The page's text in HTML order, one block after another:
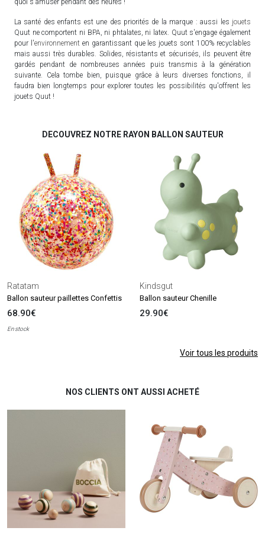
La santé des enfants est une des priorités de la marque : aussi les jouets
Quut ne comportent ni BPA, ni phtalates, ni latex. Quut s'engage également
pour l'environnementen garantissant que les jouets sont 100% recyclables
mais aussi très durables. Solides, résistants et sécurisés, ils peuvent être
gardés pendant de nombreuses années puis transmis à la génération
suivante. Cela tombe bien, puisque grâce à leurs diverses fonctions, il
faudra bien longtemps pour explorer toutes les possibilités qu'offrent les
jouets Quut !
DECOUVREZ NOTRE RAYON BALLON SAUTEUR
Ratatam
Ballon sauteur paillettes Confettis
68.90€
En stock
Kindsgut
Ballon sauteur Chenille
29.90€
Voir tous les produits
NOS CLIENTS ONT AUSSI ACHETÉ